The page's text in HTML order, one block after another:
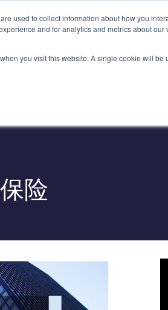
used to collect information about how you
and for analytics and metrics about
you visit this website. A single cookie will
邮编10111
我们的团队 行业 洞
险